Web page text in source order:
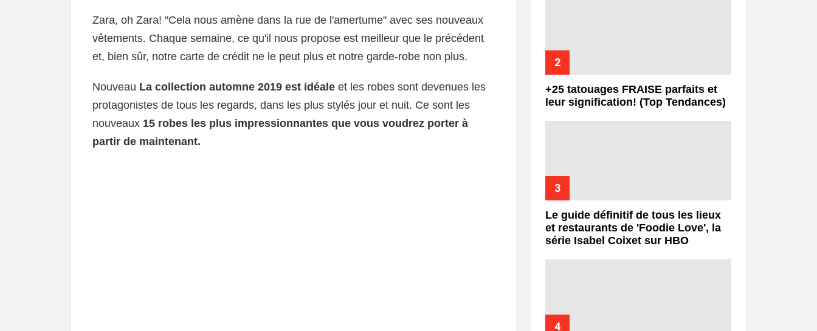
Zara, oh Zara! "Cela nous amène dans la rue de l'amertume" avec ses nouveaux
vêtements. Chaque semaine, ce qu'il nous propose est meilleur que le précédent
et, bien sûr, notre carte de crédit ne le peut plus et notre garde-robe non plus.
Nouveau La collection automne 2019 est idéale et les robes sont devenues les
protagonistes de tous les regards, dans les plus stylés jour et nuit. Ce sont les
nouveaux 15 robes les plus impressionnantes que vous voudrez porter à
partir de maintenant.
+25 tatouages ​​FRAISE parfaits et
leur signification! (Top Tendances)
Le guide définitif de tous les lieux
et restaurants de 'Foodie Love', la
série Isabel Coixet sur HBO